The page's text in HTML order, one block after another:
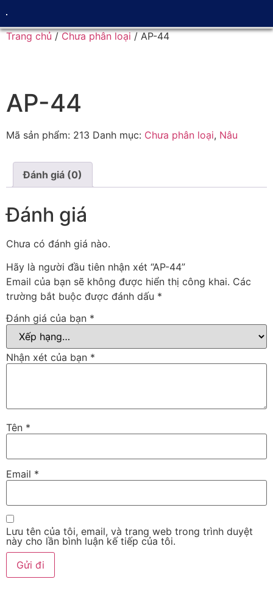
Trang chủ / Chưa phân loại / AP-44
AP-44
Mã sản phẩm: 213 Danh mục: Chưa phân loại, Nâu
Đánh giá (0)
Đánh giá
Chưa có đánh giá nào.
Hãy là người đầu tiên nhận xét “AP-44”
Email của bạn sẽ không được hiển thị công khai. Các
trường bắt buộc được đánh dấu *
Đánh giá của bạn *
Nhận xét của bạn *
Tên *
Email *
Lưu tên của tôi, email, và trang web trong trình duyệt
này cho lần bình luận kế tiếp của tôi.